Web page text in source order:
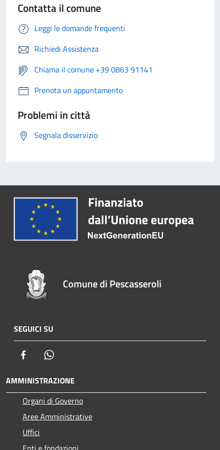
Contatta il comune
Leggi le domande frequenti
Richiedi Assistenza
Chiama il comune +39 0863 91141
Prenota un appuntamento
Problemi in città
Segnala disservizio
Comune di Pescasseroli
SEGUICI SU
Facebook
AMMINISTRAZIONE
Organi di Governo
Aree Amministrative
Uffici